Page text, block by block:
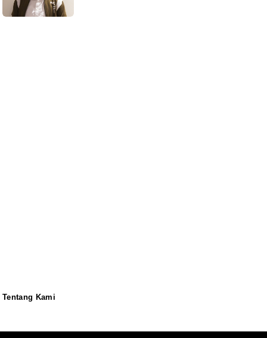
Tentang Kami